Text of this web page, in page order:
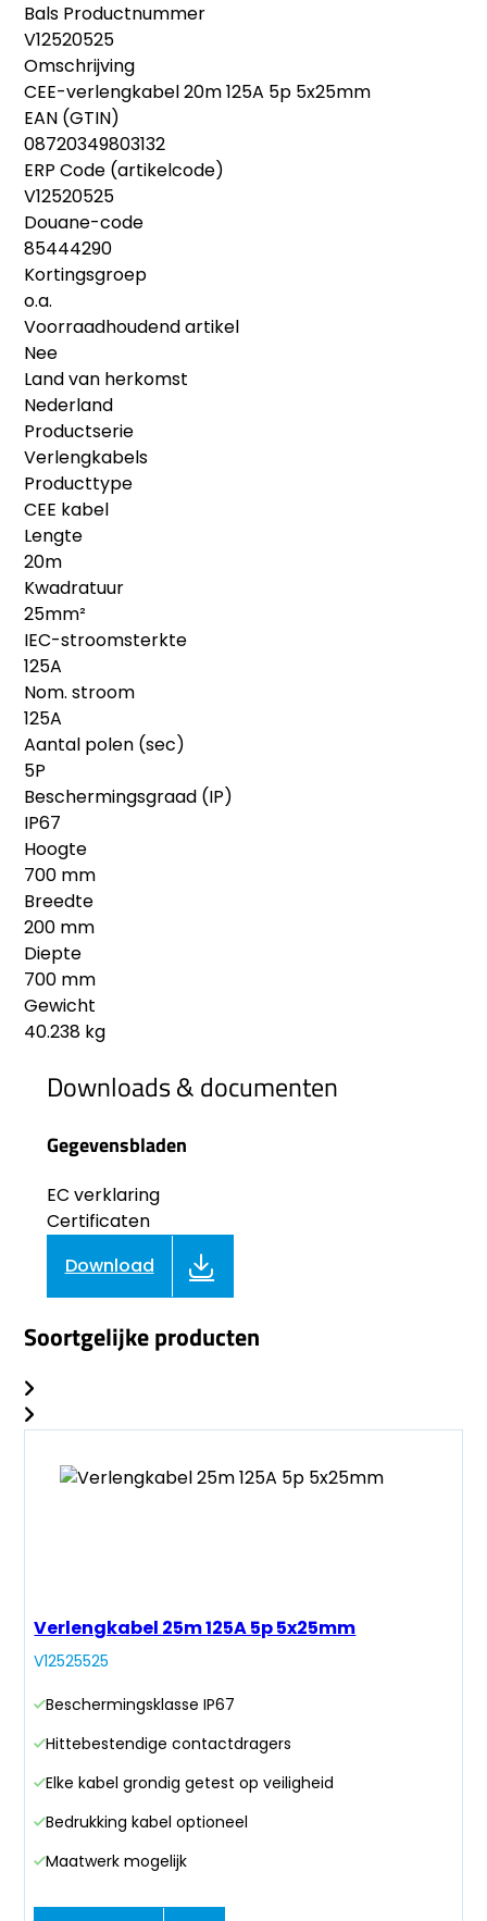
Bals Productnummer
V12520525
Omschrijving
CEE-verlengkabel 20m 125A 5p 5x25mm
EAN (GTIN)
08720349803132
ERP Code (artikelcode)
V12520525
Douane-code
85444290
Kortingsgroep
o.a.
Voorraadhoudend artikel
Nee
Land van herkomst
Nederland
Productserie
Verlengkabels
Producttype
CEE kabel
Lengte
20m
Kwadratuur
25mm²
IEC-stroomsterkte
125A
Nom. stroom
125A
Aantal polen (sec)
5P
Beschermingsgraad (IP)
IP67
Hoogte
700 mm
Breedte
200 mm
Diepte
700 mm
Gewicht
40.238 kg
Downloads & documenten
Gegevensbladen
EC verklaring
Certificaten
Download
Soortgelijke producten
Verlengkabel 25m 125A 5p 5x25mm
V12525525
Beschermingsklasse IP67
Hittebestendige contactdragers
Elke kabel grondig getest op veiligheid
Bedrukking kabel optioneel
Maatwerk mogelijk